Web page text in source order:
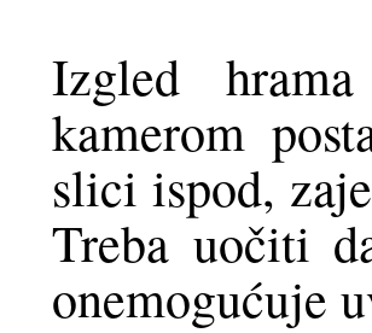
Izgled
kamerom
slici ispod,
Treba uočiti
onemogućuje